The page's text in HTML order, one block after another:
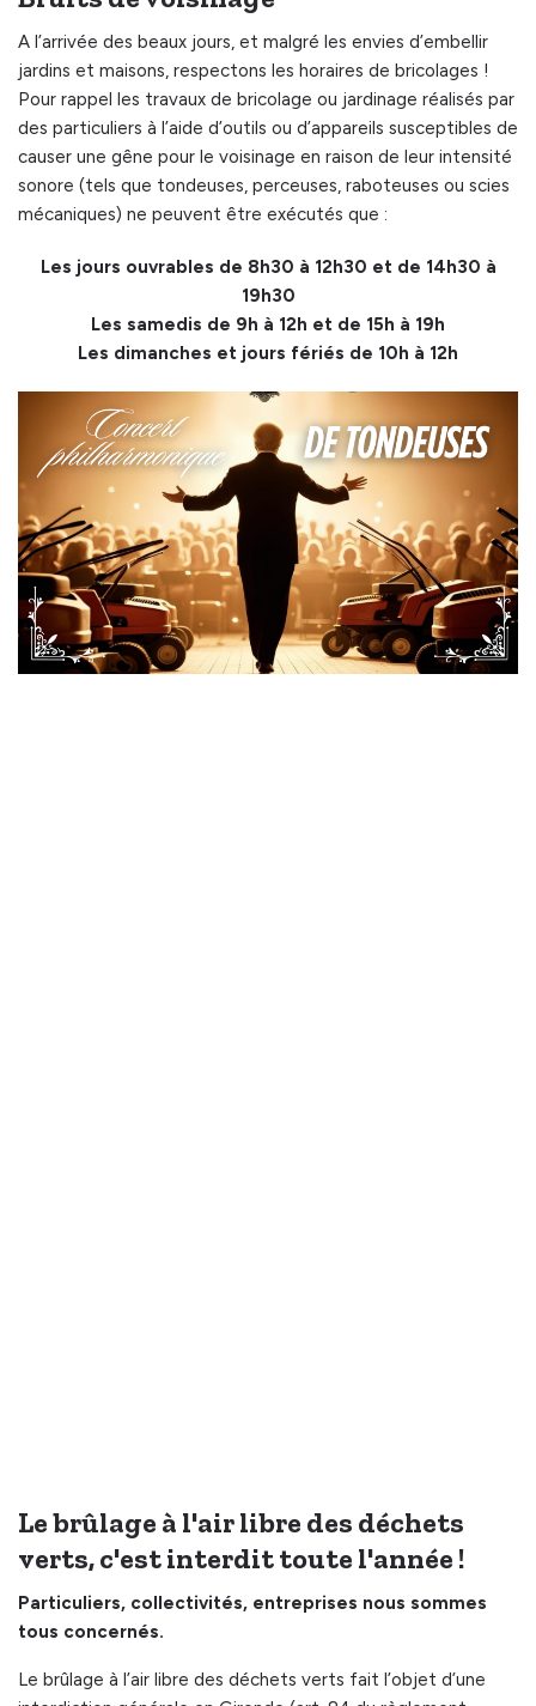
A l’arrivée des beaux jours, et malgré les envies d’embellir
jardins et maisons, respectons les horaires de bricolages !
Pour rappel les travaux de bricolage ou jardinage réalisés par
des particuliers à l’aide d’outils ou d’appareils susceptibles de
causer une gêne pour le voisinage en raison de leur intensité
sonore (tels que tondeuses, perceuses, raboteuses ou scies
mécaniques) ne peuvent être exécutés que :
Les jours ouvrables de 8h30 à 12h30 et de 14h30 à
19h30
Les samedis de 9h à 12h et de 15h à 19h
Les dimanches et jours fériés de 10h à 12h
Le brûlage à l'air libre des déchets
verts, c'est interdit toute l'année !
Particuliers, collectivités, entreprises nous sommes
tous concernés.
Le brûlage à l’air libre des déchets verts fait l’objet d’une